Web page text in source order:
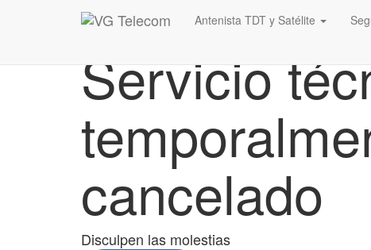
Antenista TDT y Satélite
Servicio
cancelado
Disculpen las molestias